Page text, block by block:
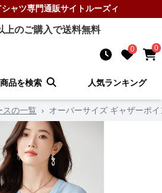
ャツ専門通販サイトルーズィ
上のご購入で送料無料
0 0
商品を検索 人気ランキング
スの一覧 › オーバーサイズ ギャザーポ